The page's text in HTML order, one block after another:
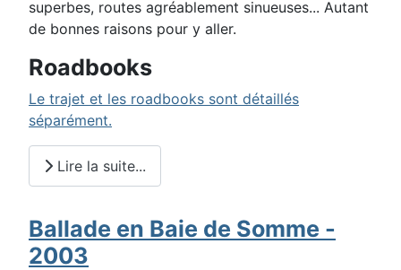
superbes, routes agréablement sinueuses... Autant
de bonnes raisons pour y aller.
Roadbooks
Le trajet et les roadbooks sont détaillés
séparément.
Lire la suite...
Ballade en Baie de Somme -
2003